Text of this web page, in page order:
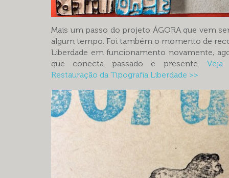
Mais um passo do projeto ÁGORA que vem
algum tempo. Foi também o momento de
Liberdade em funcionamento novamente,
que conecta passado e presente.
Restauração da Tipografia Liberdade >>